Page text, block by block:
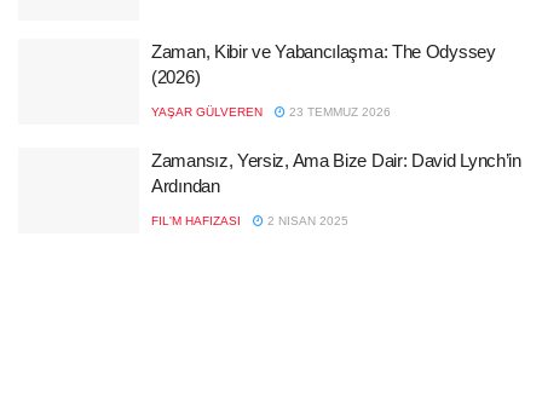
Zaman, Kibir ve Yabancılaşma: The Odyssey
(2026)
YAŞAR GÜLVEREN 23 TEMMUZ 2026
Zamansız, Yersiz, Ama Bize Dair: David Lynch’in
Ardından
FIL'M HAFIZASI 2 NISAN 2025